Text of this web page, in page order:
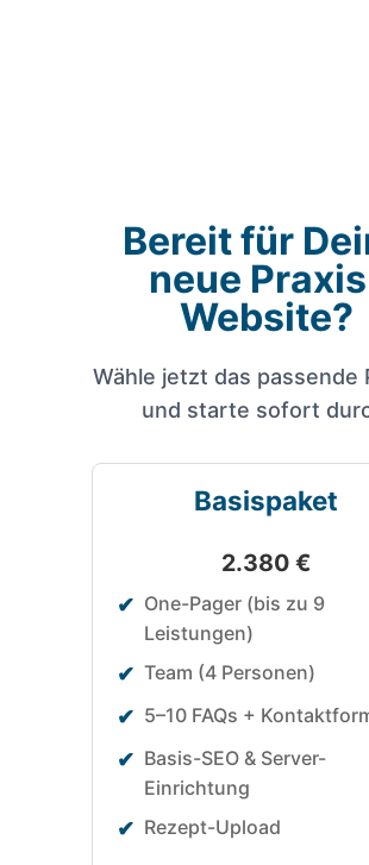
Bereit für
neue
Website?
Wähle jetzt das passende
und starte sofort
Basispaket
2.380 €
✔ One-Pager (bis zu 9
Leistungen)
✔ Team (4 Personen)
✔ 5–10 FAQs +
✔ Basis-SEO & Server-
Einrichtung
✔ Rezept-Upload